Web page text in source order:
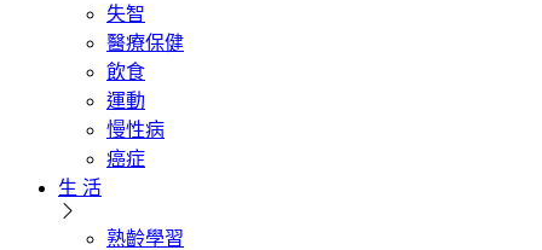
失智
醫療保健
飲食
運動
慢性病
癌症
生 活
熟齡學習